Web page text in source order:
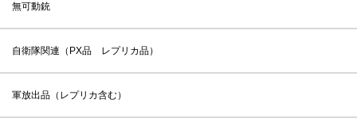
無可動銃
自衛隊関連（PX品 レプリカ品）
軍放出品（レプリカ含む）